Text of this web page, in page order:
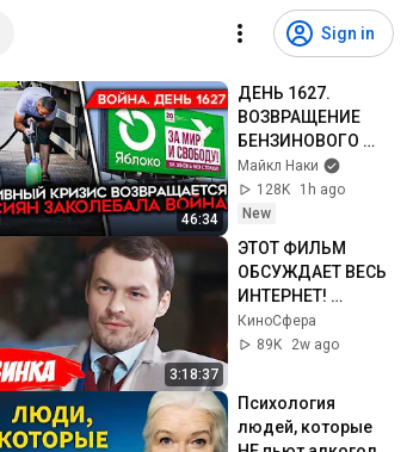
Sign in
46:34
ДЕНЬ 1627.
ВОЗВРАЩЕНИЕ
БЕНЗИНОВОГО
КРИЗИСА/ ПУТИН
БОИТСЯ ДРОНОВ/
РОССИЯН
ВОЙНА/ ГОРЯТ
НПЗ
Майкл Наки
128K
1h ago
New
3:18:37
ЭТОТ ФИЛЬМ
ОБСУЖДАЕТ ВЕСЬ
ИНТЕРНЕТ!
СМОТРЕТЬ ВСЕМ! |
Мой милый
КиноCфера
89K
2w ago
Психология
людей, которые